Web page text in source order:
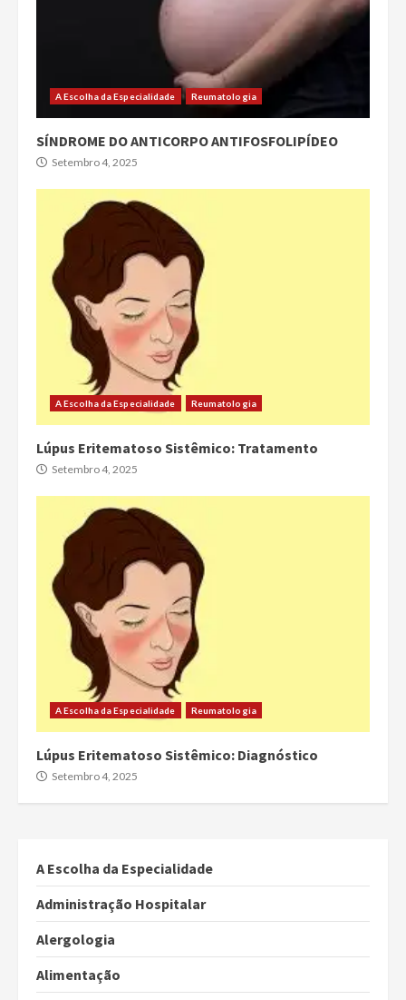
A Escolha da Especialidade Reumatologia
SÍNDROME DO ANTICORPO ANTIFOSFOLIPÍDEO
Setembro 4, 2025
A Escolha da Especialidade Reumatologia
Lúpus Eritematoso Sistêmico: Tratamento
Setembro 4, 2025
A Escolha da Especialidade Reumatologia
Lúpus Eritematoso Sistêmico: Diagnóstico
Setembro 4, 2025
A Escolha da Especialidade
Administração Hospitalar
Alergologia
Alimentação